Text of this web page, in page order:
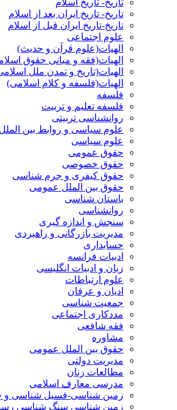
تاریخ- تاریخ ایران بعد از اسلام
تاریخ-تاریخ ایران قبل از اسلام
علوم اجتماعی
الهیات(علوم قرآن و حدیث)
الهیات(فقه و مبانی حقوق
الهیات(تاریخ و تمدن ملل
الهیات(فلسفه و کلام اسلامی)
فلسفه
فلسفه تعلیم و تربیت
روانشناسی تربیتی
علوم سیاسی و روابط بین الملل
علوم سیاسی
حقوق عمومی
حقوق خصوصی
حقوق کیفری و جرم شناسی
حقوق بین الملل عمومی
باستان شناسی
روانشناسی
سنجش و اندازه گیری
مدیریت بازرگانی و راهبردی
حسابداری
ادبیات فرانسه
زبان و ادبیات انگلیسی
علوم ارتباطات
ادیان و عرفان
جمعیت شناسی
مددکاری اجتماعی
فقه شافعی
مشاوره
حقوق بین الملل عمومی
مدیریت دولتی
مطالعات زنان
مدرسی معارف اسلامی
زمین شناسی-فسیل شناسی و
زمین شناسی سنگ شناسی